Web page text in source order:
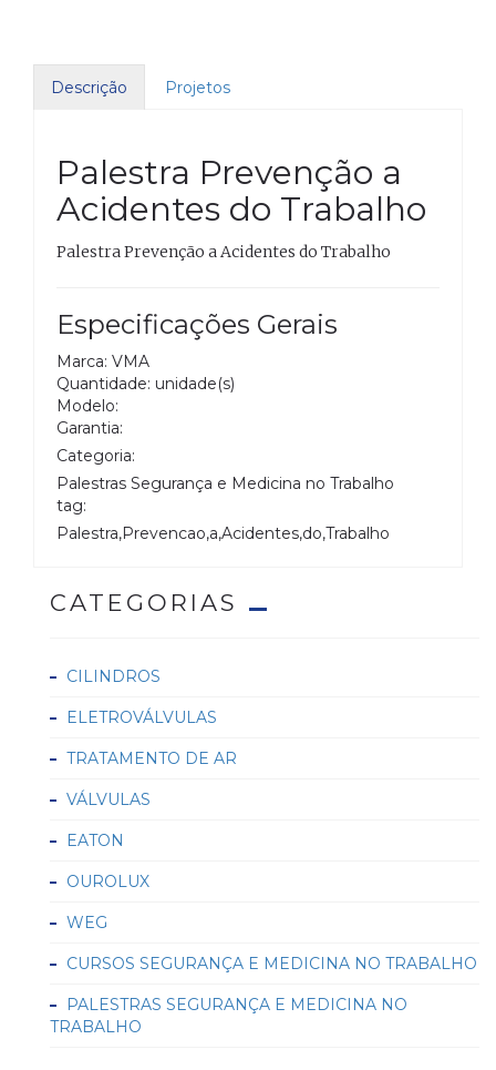
Descrição Projetos
Palestra Prevenção a
Acidentes do Trabalho
Palestra Prevenção a Acidentes do Trabalho
Especificações Gerais
Marca: VMA
Quantidade: unidade(s)
Modelo:
Garantia:
Categoria:
Palestras Segurança e Medicina no Trabalho
tag:
Palestra,Prevencao,a,Acidentes,do,Trabalho
CATEGORIAS
CILINDROS
ELETROVÁLVULAS
TRATAMENTO DE AR
VÁLVULAS
EATON
OUROLUX
WEG
CURSOS SEGURANÇA E MEDICINA NO TRABALHO
PALESTRAS SEGURANÇA E MEDICINA NO
TRABALHO